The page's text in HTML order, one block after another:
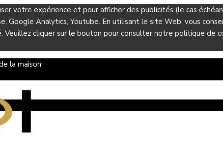
votre expérience et pour afficher des publicités (le cas
Google Analytics, Youtube. En utilisant le site Web, vous
cliquer sur le bouton pour consulter notre politique de
la maison